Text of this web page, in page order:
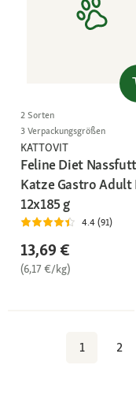
2 Sorten
3 Verpackungsgrößen
KATTOVIT
Feline Diet
Katze Gastro Adult
12x185 g
4.4 (91)
13,69 €
(6,17 €/kg)
1 2